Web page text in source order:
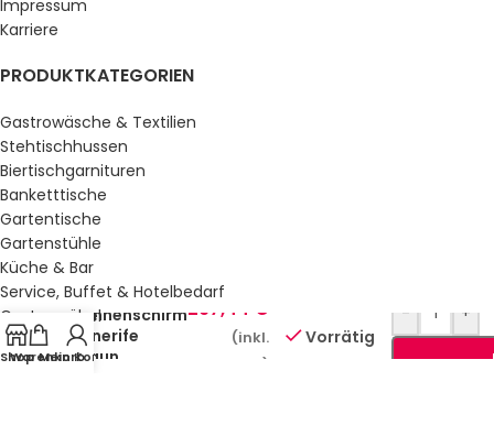
Impressum
Karriere
PRODUKTKATEGORIEN
Gastrowäsche & Textilien
Stehtischhussen
Biertischgarnituren
Banketttische
Gartentische
Gartenstühle
Küche & Bar
Service, Buffet & Hotelbedarf
Gastromöbel
Schulmöbel
Sale %
Shop
Warenkorb
Mein Konto
Sonnenschirm
Tenerife
Braun
297,44 €
(inkl.
MwSt.)
Vorrätig
- +